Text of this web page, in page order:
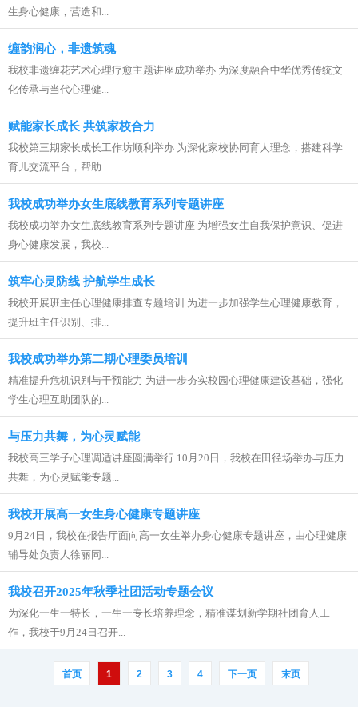
生身心健康，营造和...
缠韵润心，非遗筑魂
我校非遗缠花艺术心理疗愈主题讲座成功举办 为深度融合中华优秀传统文
化传承与当代心理健...
赋能家长成长 共筑家校合力
我校第三期家长成长工作坊顺利举办 为深化家校协同育人理念，搭建科学
育儿交流平台，帮助...
我校成功举办女生底线教育系列专题讲座
我校成功举办女生底线教育系列专题讲座 为增强女生自我保护意识、促进
身心健康发展，我校...
筑牢心灵防线 护航学生成长
我校开展班主任心理健康排查专题培训 为进一步加强学生心理健康教育，
提升班主任识别、排...
我校成功举办第二期心理委员培训
精准提升危机识别与干预能力 为进一步夯实校园心理健康建设基础，强化
学生心理互助团队的...
与压力共舞，为心灵赋能
我校高三学子心理调适讲座圆满举行 10月20日，我校在田径场举办与压力
共舞，为心灵赋能专题...
我校开展高一女生身心健康专题讲座
9月24日，我校在报告厅面向高一女生举办身心健康专题讲座，由心理健康
辅导处负责人徐丽同...
我校召开2025年秋季社团活动专题会议
为深化一生一特长，一生一专长培养理念，精准谋划新学期社团育人工
作，我校于9月24日召开...
首页 1 2 3 4 下一页 末页